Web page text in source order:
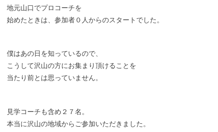
地元山口でプロコーチを
始めたときは、参加者０人からのスタートでした。
僕はあの日を知っているので、
こうして沢山の方にお集まり頂けることを
当たり前とは思っていません。
見学コーチも含め２７名。
本当に沢山の地域からご参加いただきました。